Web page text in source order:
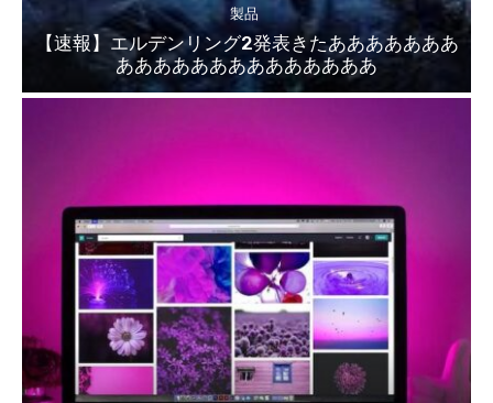
製品
【速報】エルデンリング2発表きたあああああああ
ああああああああああああああ